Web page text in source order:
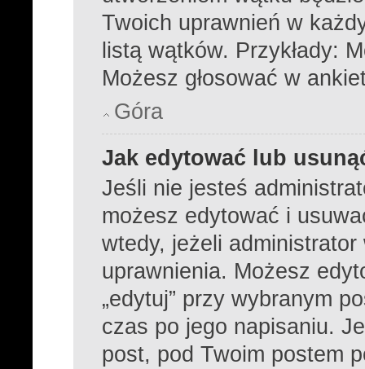
Twoich uprawnień w
listą wątków. Przykłady:
Możesz głosować w
Góra
Jak edytować lub
Jeśli nie jesteś
możesz edytować i
wtedy, jeżeli administrator
uprawnienia. Możesz
„edytuj” przy wybranym
czas po jego napisaniu.
post, pod Twoim postem